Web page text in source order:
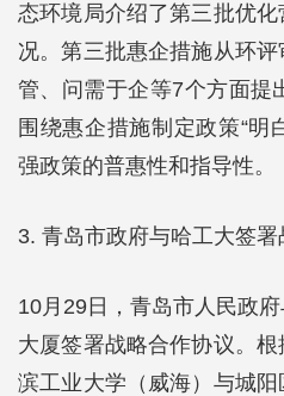
态环境局介绍了第三批优
况。第三批惠企措施从环
管、问需于企等7个方面提
围绕惠企措施制定政策“明
强政策的普惠性和指导性。
3. 青岛市政府与哈工大签署
10月29日，青岛市人民政
大厦签署战略合作协议。
滨工业大学（威海）与城